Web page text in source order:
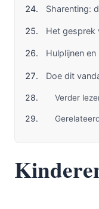
Sharenting:
Het gesprek
Hulplijnen
Doe dit
Verder